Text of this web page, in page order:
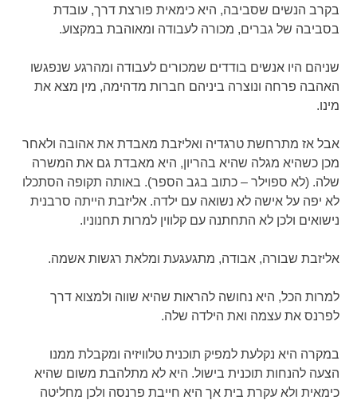
בקרב הנשים שסביבה, היא כימאית פורצת דרך, עובדת
בסביבה של גברים, מכורה לעבודה ומאוהבת במקצוע.
שניהם היו אנשים בודדים שמכורים לעבודה ומהרגע שנפגשו
האהבה פרחה ונוצרה ביניהם חברות מדהימה, מין מצא את
מינו.
אבל אז מתרחשת טרגדיה ואליזבת מאבדת את אהובה ולאחר
מכן כשהיא מגלה שהיא בהריון, היא מאבדת גם את המשרה
שלה. (לא ספוילר – כתוב בגב הספר). באותה תקופה הסתכלו
לא יפה על אישה לא נשואה עם ילדה. אליזבת הייתה סרבנית
נישואים ולכן לא התחתנה עם קלווין למרות תחנוניו.
אליזבת שבורה, אבודה, מתגעגעת ומלאת רגשות אשמה.
למרות הכל, היא נחושה להראות שהיא שווה ולמצוא דרך
לפרנס את עצמה ואת הילדה שלה.
במקרה היא נקלעת למפיק תוכנית טלוויזיה ומקבלת ממנו
הצעה להנחות תוכנית בישול. היא לא מתלהבת משום שהיא
כימאית ולא עקרת בית אך היא חייבת פרנסה ולכן מחליטה